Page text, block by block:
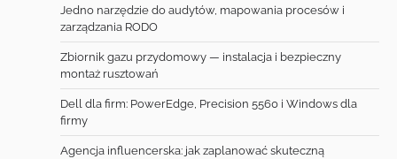
Jedno narzędzie do audytów, mapowania procesów i
zarządzania RODO
Zbiornik gazu przydomowy — instalacja i bezpieczny
montaż rusztowań
Dell dla firm: PowerEdge, Precision 5560 i Windows dla
firmy
Agencja influencerska: jak zaplanować skuteczną